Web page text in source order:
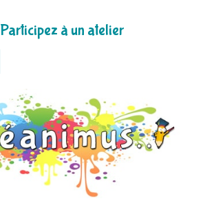
Participez à un atelier